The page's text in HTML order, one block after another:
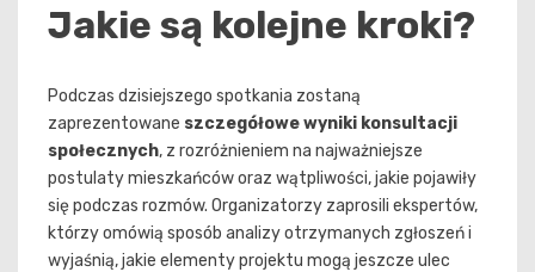
Jakie są kolejne kroki?
Podczas dzisiejszego spotkania zostaną
zaprezentowane szczegółowe wyniki konsultacji
społecznych, z rozróżnieniem na najważniejsze
postulaty mieszkańców oraz wątpliwości, jakie pojawiły
się podczas rozmów. Organizatorzy zaprosili ekspertów,
którzy omówią sposób analizy otrzymanych zgłoszeń i
wyjaśnią, jakie elementy projektu mogą jeszcze ulec